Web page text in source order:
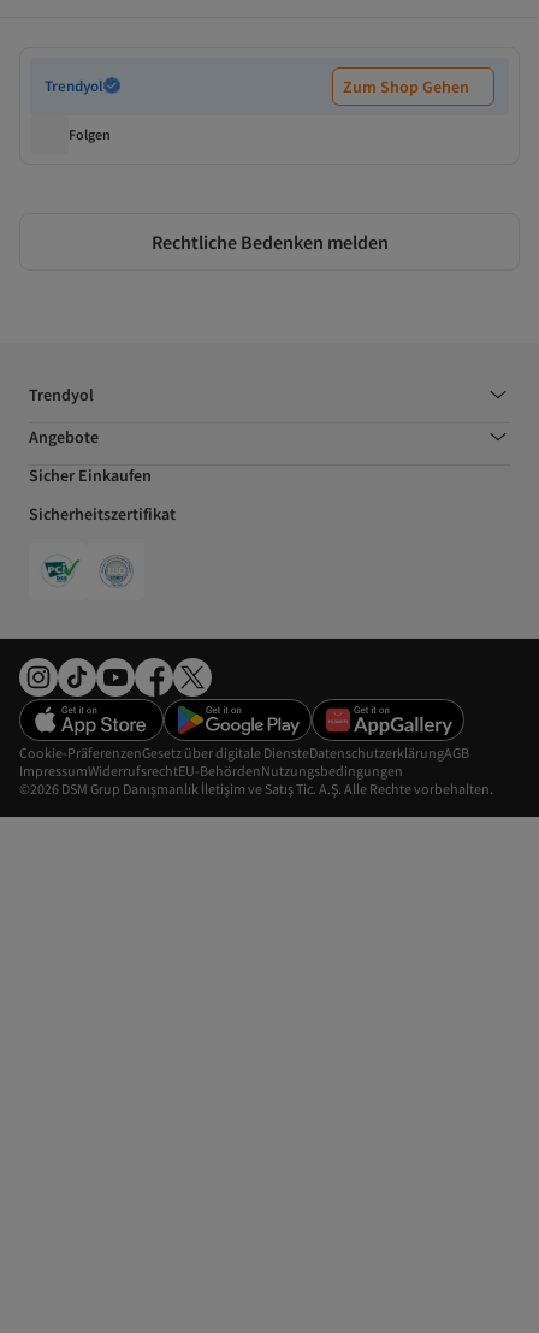
Trendyol Zum Shop Gehen
Folgen
Rechtliche Bedenken melden
Trendyol
Angebote
Sicher Einkaufen
Sicherheitszertifikat
©2026 DSM Grup Danışmanlık İletişim ve Satış Tic. A.Ş. Alle Rechte vorbehalten.
Cookie-PräferenzenGesetz über digitale DiensteDatenschutzerklärungAGB
ImpressumWiderrufsrechtEU-BehördenNutzungsbedingungen